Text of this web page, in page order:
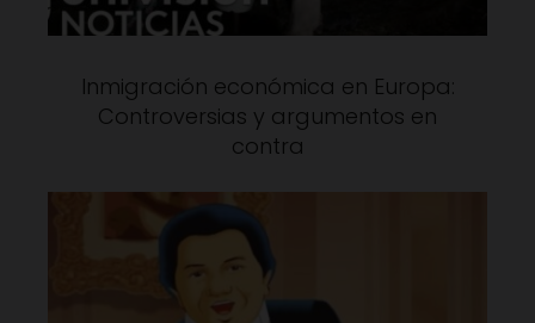
Inmigración económica en Europa:
Controversias y argumentos en
contra